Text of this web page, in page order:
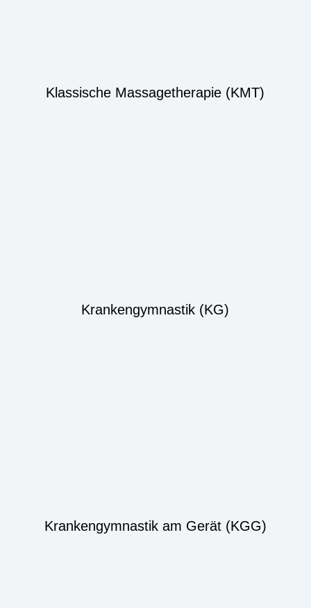
Klassische Massagetherapie (KMT)
Krankengymnastik (KG)
Krankengymnastik am Gerät (KGG)